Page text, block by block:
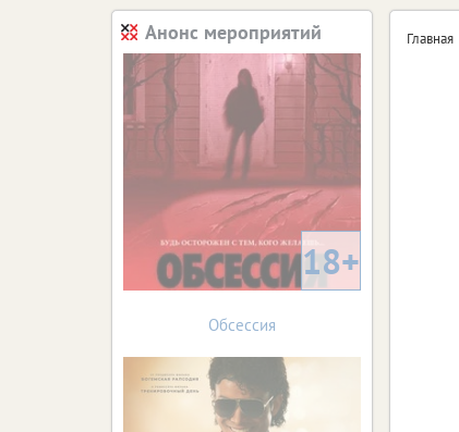
Главная
Анонс мероприятий
18+
Обсессия